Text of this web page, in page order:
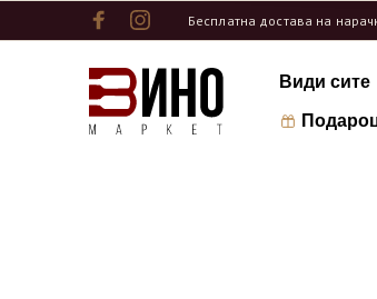
Бесплатна достава на
Види сите